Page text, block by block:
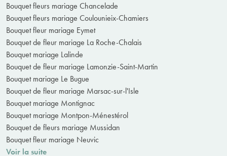
Bouquet fleurs mariage Chancelade
Bouquet fleurs mariage Coulounieix-Chamiers
Bouquet fleur mariage Eymet
Bouquet de fleur mariage La Roche-Chalais
Bouquet mariage Lalinde
Bouquet de fleur mariage Lamonzie-Saint-Martin
Bouquet mariage Le Bugue
Bouquet de fleur mariage Marsac-sur-l'Isle
Bouquet mariage Montignac
Bouquet mariage Montpon-Ménestérol
Bouquet de fleurs mariage Mussidan
Bouquet fleur mariage Neuvic
Voir la suite